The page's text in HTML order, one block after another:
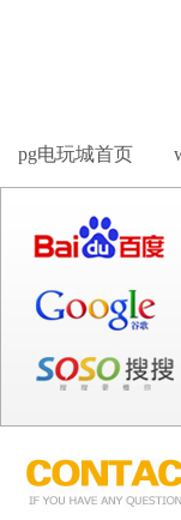
pg电玩城首页